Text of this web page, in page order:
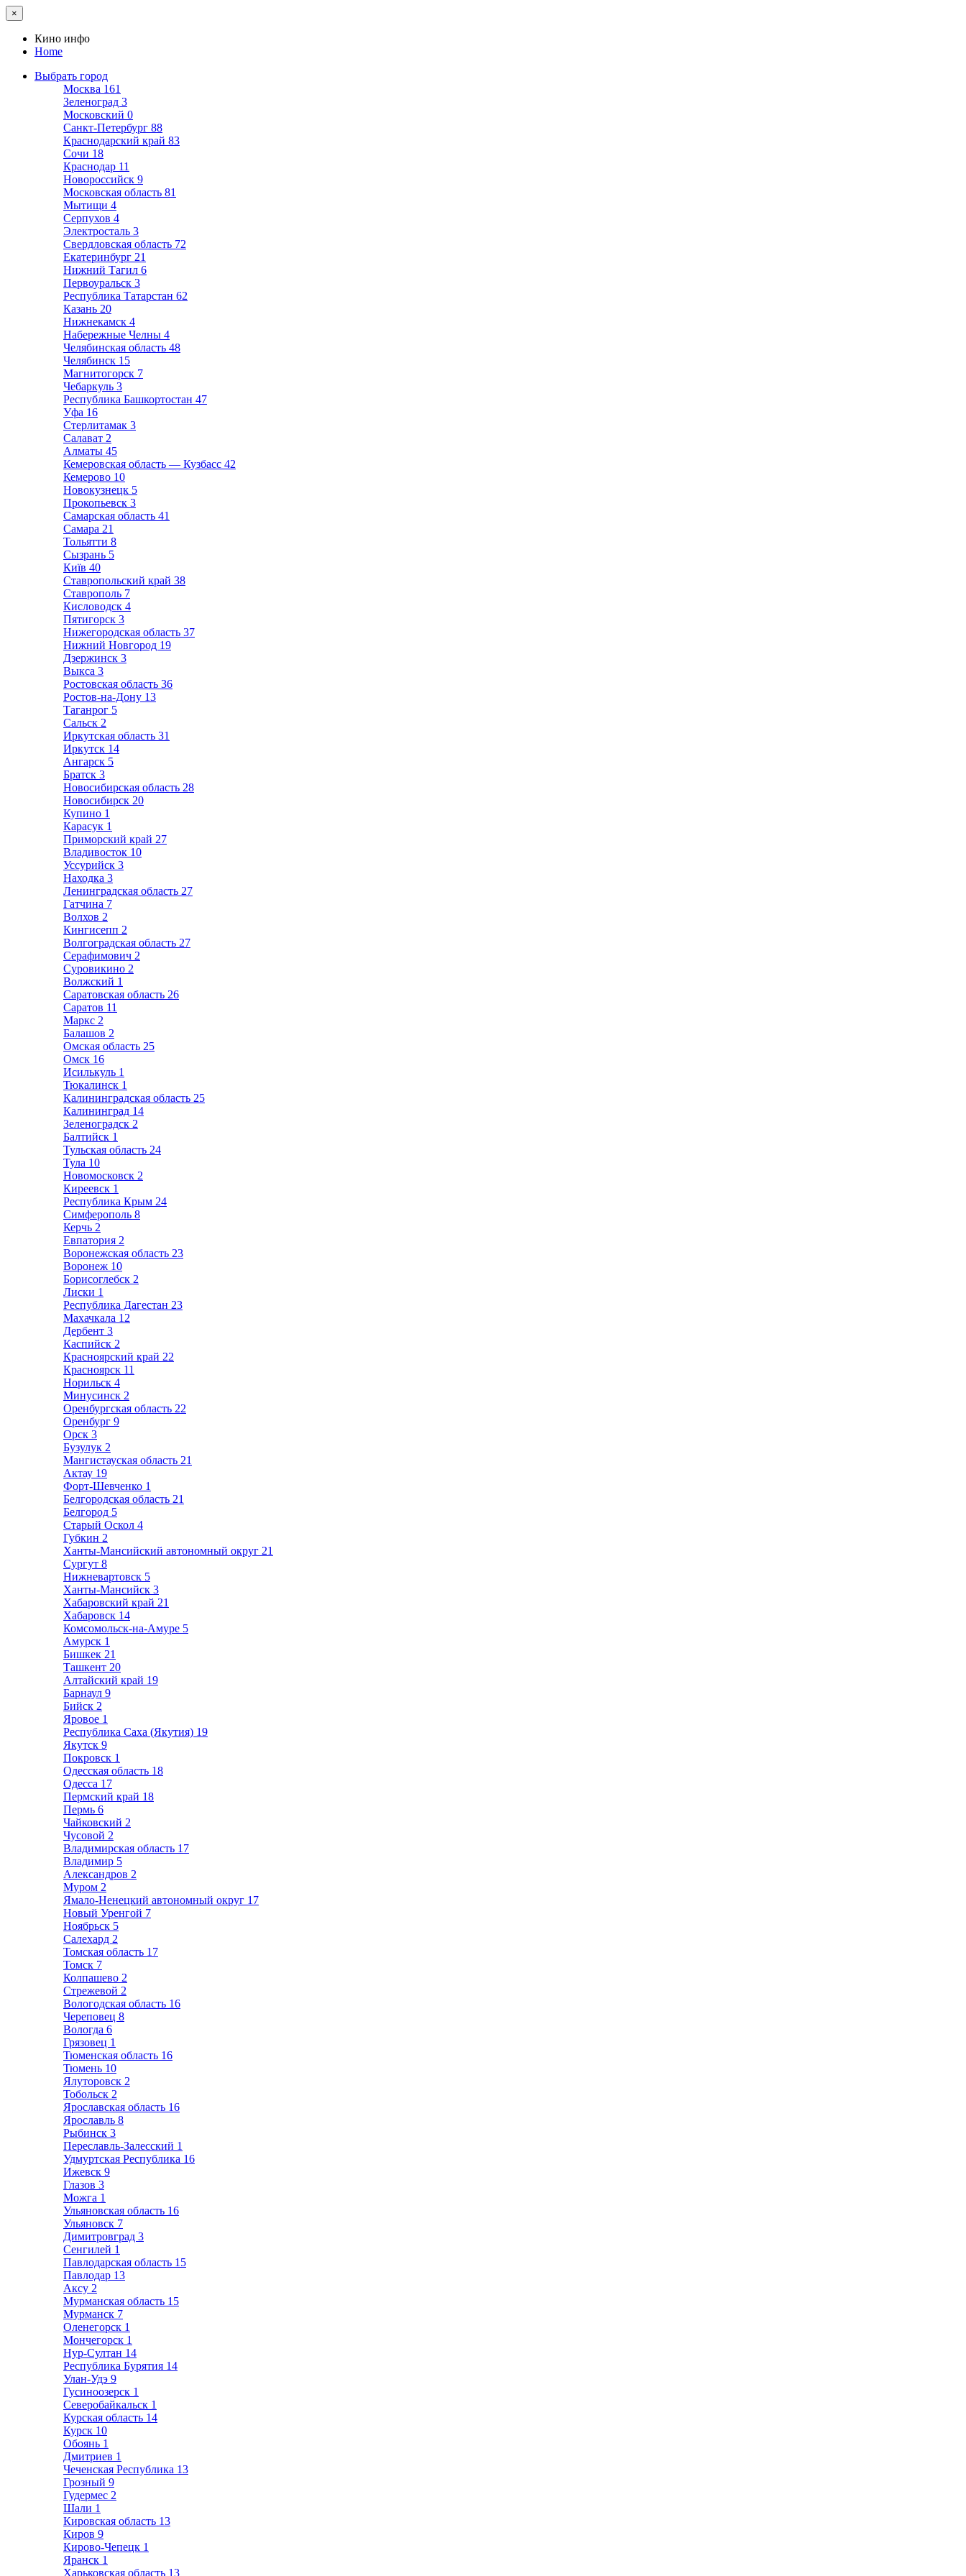
×
Кино инфо
Home
Выбрать город
Москва 161
Зеленоград 3
Московский 0
Санкт-Петербург 88
Краснодарский край 83
Сочи 18
Краснодар 11
Новороссийск 9
Московская область 81
Мытищи 4
Серпухов 4
Электросталь 3
Свердловская область 72
Екатеринбург 21
Нижний Тагил 6
Первоуральск 3
Республика Татарстан 62
Казань 20
Нижнекамск 4
Набережные Челны 4
Челябинская область 48
Челябинск 15
Магнитогорск 7
Чебаркуль 3
Республика Башкортостан 47
Уфа 16
Стерлитамак 3
Салават 2
Алматы 45
Кемеровская область — Кузбасс 42
Кемерово 10
Новокузнецк 5
Прокопьевск 3
Самарская область 41
Самара 21
Тольятти 8
Сызрань 5
Київ 40
Ставропольский край 38
Ставрополь 7
Кисловодск 4
Пятигорск 3
Нижегородская область 37
Нижний Новгород 19
Дзержинск 3
Выкса 3
Ростовская область 36
Ростов-на-Дону 13
Таганрог 5
Сальск 2
Иркутская область 31
Иркутск 14
Ангарск 5
Братск 3
Новосибирская область 28
Новосибирск 20
Купино 1
Карасук 1
Приморский край 27
Владивосток 10
Уссурийск 3
Находка 3
Ленинградская область 27
Гатчина 7
Волхов 2
Кингисепп 2
Волгоградская область 27
Серафимович 2
Суровикино 2
Волжский 1
Саратовская область 26
Саратов 11
Маркс 2
Балашов 2
Омская область 25
Омск 16
Исилькуль 1
Тюкалинск 1
Калининградская область 25
Калининград 14
Зеленоградск 2
Балтийск 1
Тульская область 24
Тула 10
Новомосковск 2
Киреевск 1
Республика Крым 24
Симферополь 8
Керчь 2
Евпатория 2
Воронежская область 23
Воронеж 10
Борисоглебск 2
Лиски 1
Республика Дагестан 23
Махачкала 12
Дербент 3
Каспийск 2
Красноярский край 22
Красноярск 11
Норильск 4
Минусинск 2
Оренбургская область 22
Оренбург 9
Орск 3
Бузулук 2
Мангистауская область 21
Актау 19
Форт-Шевченко 1
Белгородская область 21
Белгород 5
Старый Оскол 4
Губкин 2
Ханты-Мансийский автономный округ 21
Сургут 8
Нижневартовск 5
Ханты-Мансийск 3
Хабаровский край 21
Хабаровск 14
Комсомольск-на-Амуре 5
Амурск 1
Бишкек 21
Ташкент 20
Алтайский край 19
Барнаул 9
Бийск 2
Яровое 1
Республика Саха (Якутия) 19
Якутск 9
Покровск 1
Одесская область 18
Одесса 17
Пермский край 18
Пермь 6
Чайковский 2
Чусовой 2
Владимирская область 17
Владимир 5
Александров 2
Муром 2
Ямало-Ненецкий автономный округ 17
Новый Уренгой 7
Ноябрьск 5
Салехард 2
Томская область 17
Томск 7
Колпашево 2
Стрежевой 2
Вологодская область 16
Череповец 8
Вологда 6
Грязовец 1
Тюменская область 16
Тюмень 10
Ялуторовск 2
Тобольск 2
Ярославская область 16
Ярославль 8
Рыбинск 3
Переславль-Залесский 1
Удмуртская Республика 16
Ижевск 9
Глазов 3
Можга 1
Ульяновская область 16
Ульяновск 7
Димитровград 3
Сенгилей 1
Павлодарская область 15
Павлодар 13
Аксу 2
Мурманская область 15
Мурманск 7
Оленегорск 1
Мончегорск 1
Нур-Султан 14
Республика Бурятия 14
Улан-Удэ 9
Гусиноозерск 1
Северобайкальск 1
Курская область 14
Курск 10
Обоянь 1
Дмитриев 1
Чеченская Республика 13
Грозный 9
Гудермес 2
Шали 1
Кировская область 13
Киров 9
Кирово-Чепецк 1
Яранск 1
Харьковская область 13